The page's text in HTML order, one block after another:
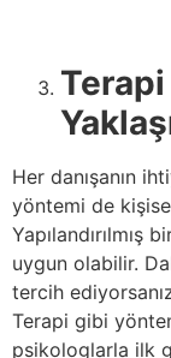
Her danışanın
yöntemi de
Yapılandırılmış
uygun olabilir.
tercih
Terapi gibi
psikologlarla ilk